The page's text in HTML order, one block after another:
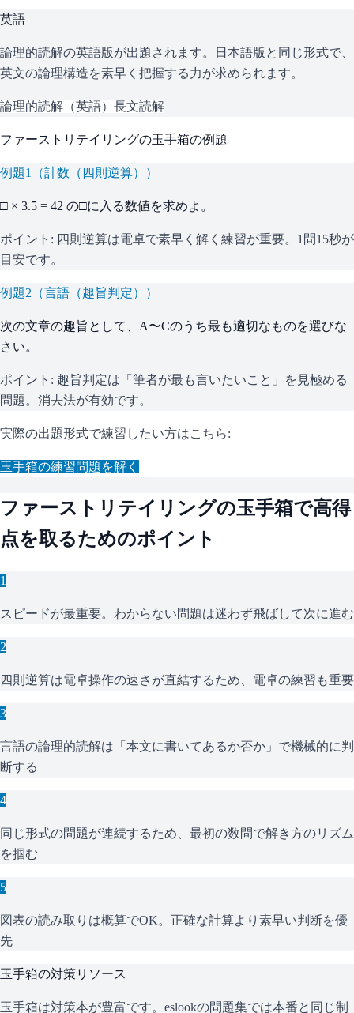
英語
論理的読解の英語版が出題されます。日本語版と同じ形式で、
英文の論理構造を素早く把握する力が求められます。
論理的読解（英語） 長文読解
ファーストリテイリングの玉手箱の例題
例題1 （計数（四則逆算） ）
□ × 3.5 = 42 の□に入る数値を求めよ。
ポイント: 四則逆算は電卓で素早く解く練習が重要。1問15秒が
目安です。
例題2 （言語（趣旨判定） ）
次の文章の趣旨として、A〜Cのうち最も適切なものを選びな
さい。
ポイント: 趣旨判定は「筆者が最も言いたいこと」を見極める
問題。消去法が有効です。
実際の出題形式で練習したい方はこちら:
玉手箱の練習問題を解く
ファーストリテイリングの玉手箱で高得
点を取るためのポイント
1
スピードが最重要。わからない問題は迷わず飛ばして次に進む
2
四則逆算は電卓操作の速さが直結するため、電卓の練習も重要
3
言語の論理的読解は「本文に書いてあるか否か」で機械的に判
断する
4
同じ形式の問題が連続するため、最初の数問で解き方のリズム
を掴む
5
図表の読み取りは概算でOK。正確な計算より素早い判断を優
先
玉手箱の対策リソース
玉手箱は対策本が豊富です。eslookの問題集では本番と同じ制